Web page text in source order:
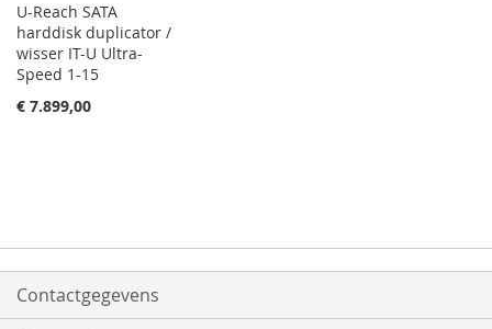
U-Reach SATA
harddisk duplicator /
wisser IT-U Ultra-
Speed 1-15
€ 7.899,00
Contactgegevens